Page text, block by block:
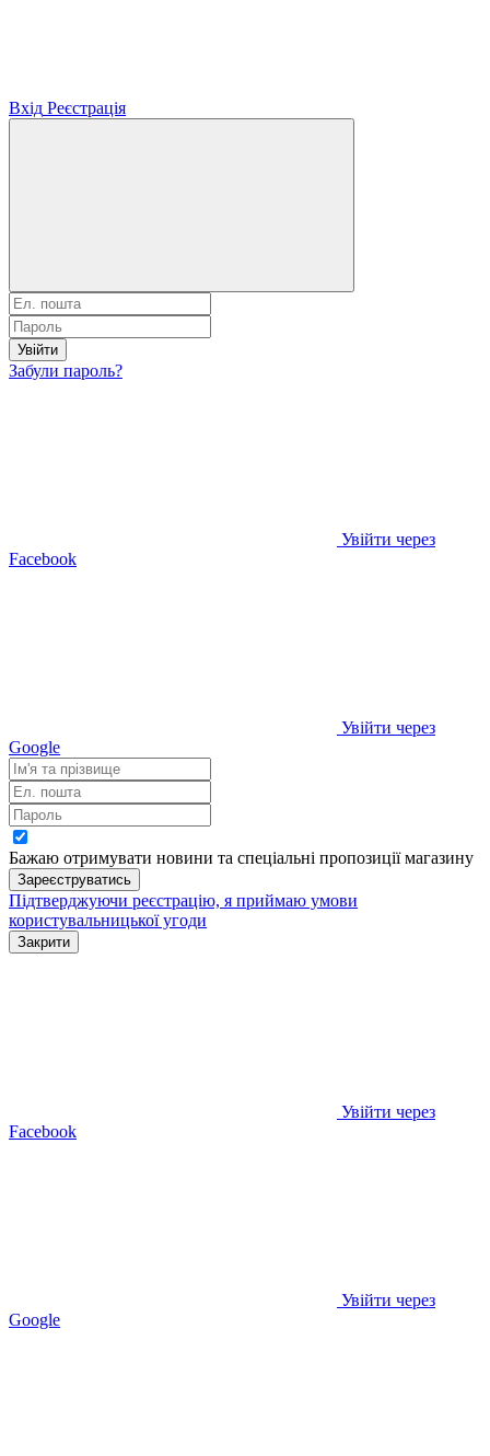
Вхід Реєстрація
Увійти
Забули пароль?
Увійти через
Facebook
Увійти через
Google
Бажаю отримувати новини та спеціальні пропозиціїмагазину
Зареєструватись
Підтверджуючи реєстрацію, я приймаю умови
користувальницької угоди
Закрити
Увійти через
Facebook
Увійти через
Google